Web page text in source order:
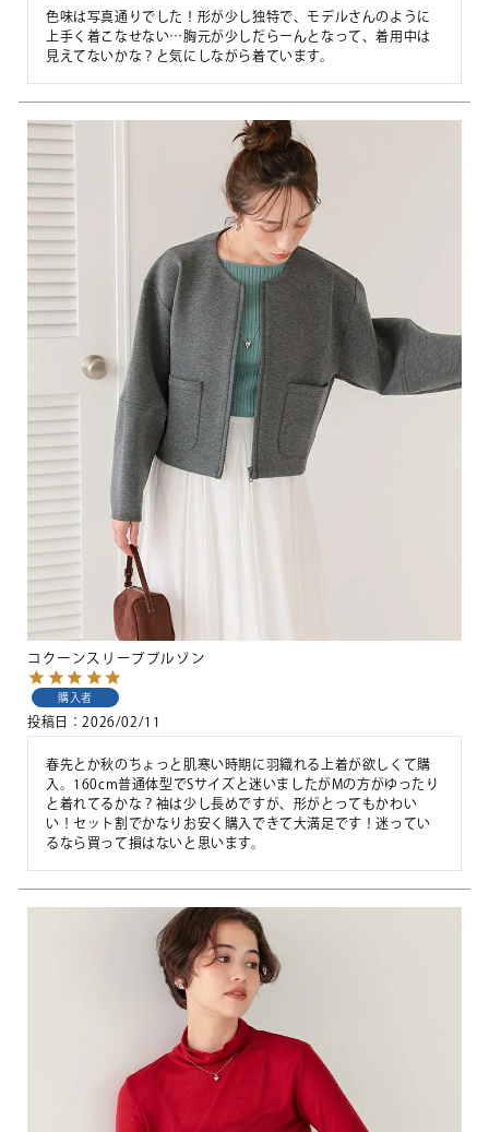
色味は写真通りでした！形が少し独特で、モデルさんのように
上手く着こなせない…胸元が少しだらーんとなって、着用中は
見えてないかな？と気にしながら着ています。
コクーンスリーブブルゾン
購入者
投稿日 2026/02/11
春先とか秋のちょっと肌寒い時期に羽織れる上着が欲しくて購
入。160cm普通体型でSサイズと迷いましたがMの方がゆったり
と着れてるかな？袖は少し長めですが、形がとってもかわい
い！セット割でかなりお安く購入できて大満足です！迷ってい
るなら買って損はないと思います。